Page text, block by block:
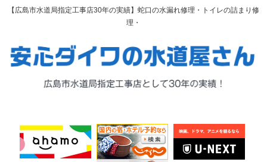
【広島市水道局指定工事店30年の実績】蛇口の水漏れ修理・トイレの詰まり修
理・